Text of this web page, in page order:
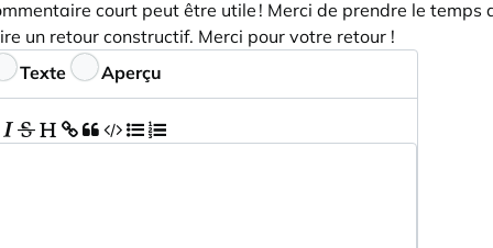
court peut être utile ! Merci de prendre le temps
un retour constructif. Merci pour votre retour !
Texte Aperçu